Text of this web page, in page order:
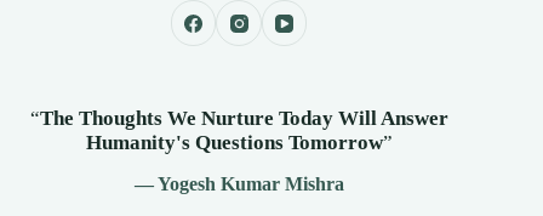
“The Thoughts We Nurture Today Will Answer
Humanity's Questions Tomorrow”
— Yogesh Kumar Mishra